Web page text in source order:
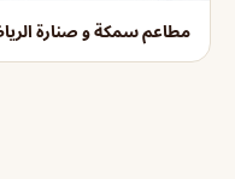
مطاعم سمكة و صنارة